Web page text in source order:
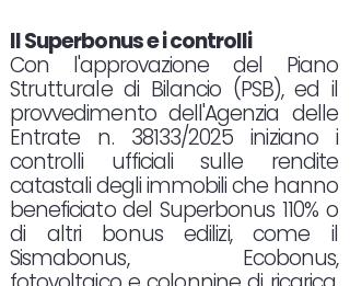
Il Superbonus e i controlli
Con l'approvazione del Piano
Strutturale di Bilancio (PSB), ed il
provvedimento dell'Agenzia delle
Entrate n. 38133/2025 iniziano i
controlli ufficiali sulle rendite
catastali degli immobili che hanno
beneficiato del Superbonus 110% o
di altri bonus edilizi, come il
Sismabonus, Ecobonus,